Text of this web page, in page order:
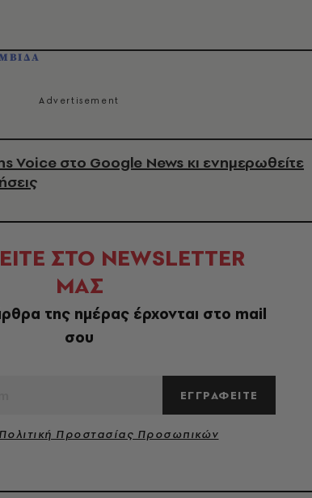
Voice στο Google News κι ενημερωθείτε
ΣΤΟ NEWSLETTER
ΜΑΣ
της ημέρας έρχονται στο mail
σου
ΕΓΓΡΑΦΕΙΤΕ
Πολιτική Προστασίας Προσωπικών